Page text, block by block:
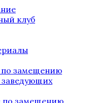
клуб
по замещению
заведующих
по замещению